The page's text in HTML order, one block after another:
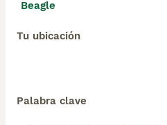
Beagle
Tu ubicación
Palabra clave